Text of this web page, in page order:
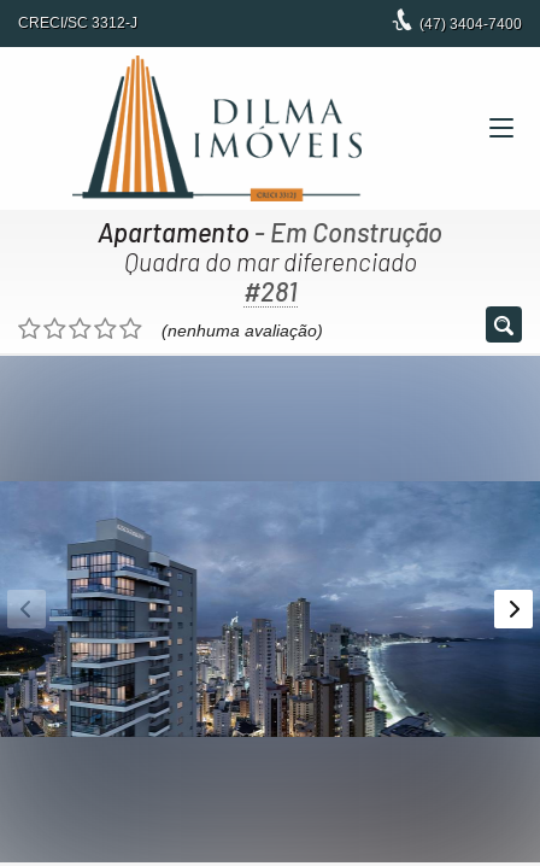
CRECI/SC 3312-J (47) 3404-7400
Apartamento - Em Construção
Quadra do mar diferenciado
#281
(nenhuma avaliação)